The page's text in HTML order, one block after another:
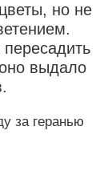
но не
выдало
за геранью